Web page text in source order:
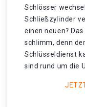
Schlösser
Schließzylinder
einen neuen?
schlimm, denn
Schlüsseldienst
sind rund um die